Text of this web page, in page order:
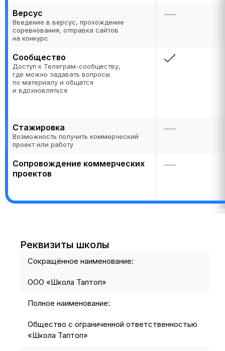
Версус
Введение в версус, прохождение
соревнования, отправка сайтов
на конкурс
Сообщество
Доступ к Телеграм-сообществу,
где можно задавать вопросы
по материалу и общатся
и вдохновляться
Стажировка
Возможность получить коммерческий
проект или работу
Сопровождение коммерческих
проектов
Реквизиты школы
Сокращённое наименование:
ООО «Школа Таптоп»
Полное наименование:
Общество с ограниченной ответственностью
«Школа Таптоп»